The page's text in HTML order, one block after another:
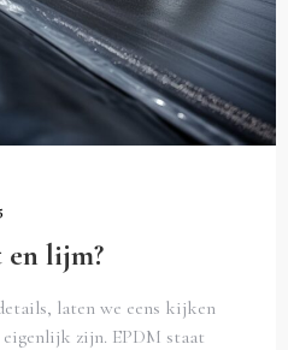
lijm?
laten we eens kijken
zijn. EPDM staat